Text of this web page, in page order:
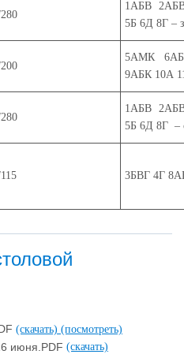
1АБВ
5Б 6Д 8Г –
5АМК
9АБК 10А
1АБВ
5Б 6Д 8Г –
3БВГ 4Г
(скачать) (посмотреть)
июня.PDF (скачать)